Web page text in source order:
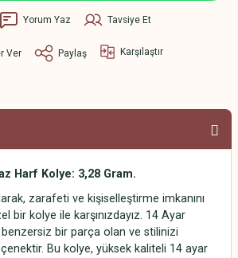
Yorum Yaz Tavsiye Et
Ver Paylaş Karşılaştır
Harf Kolye: 3,28 Gram.
zarafeti ve kişiselleştirme imkanını
bir kolye ile karşınızdayız. 14 Ayar
bir parça olan ve stilinizi
Bu kolye, yüksek kaliteli 14 ayar